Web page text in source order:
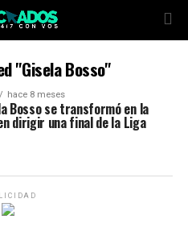
"Gisela Bosso"
hace 8 meses
Bosso se transformó en la
dirigir una final de la Liga